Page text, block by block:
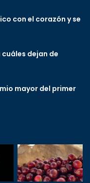
con el corazón y se
dejan de
mayor del primer